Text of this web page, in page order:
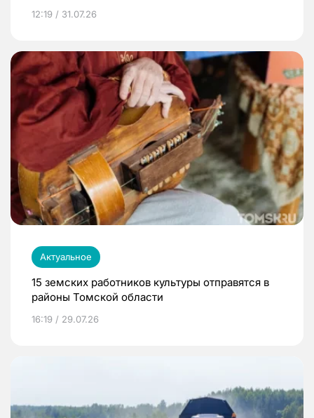
12:19 / 31.07.26
Актуальное
15 земских работников культуры отправятся в
районы Томской области
16:19 / 29.07.26